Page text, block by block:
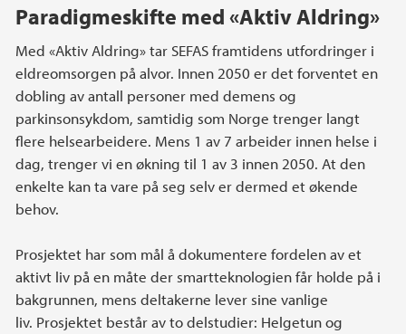
Paradigmeskifte med «Aktiv Aldring»
Med «Aktiv Aldring» tar SEFAS framtidens utfordringer i
eldreomsorgen på alvor. Innen 2050 er det forventet en
dobling av antall personer med demens og
parkinsonsykdom, samtidig som Norge trenger langt
flere helsearbeidere. Mens 1 av 7 arbeider innen helse i
dag, trenger vi en økning til 1 av 3 innen 2050. At den
enkelte kan ta vare på seg selv er dermed et økende
behov.
Prosjektet har som mål å dokumentere fordelen av et
aktivt liv på en måte der smartteknologien får holde på i
bakgrunnen, mens deltakerne lever sine vanlige
liv. Prosjektet består av to delstudier: Helgetun og